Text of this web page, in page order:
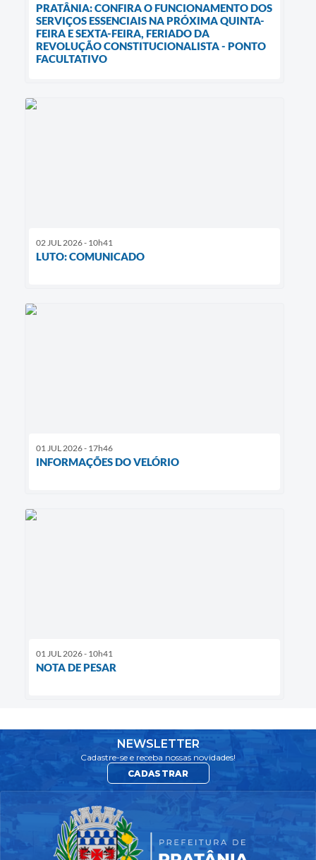
PRATÂNIA: CONFIRA O FUNCIONAMENTO DOS
SERVIÇOS ESSENCIAIS NA PRÓXIMA QUINTA-
FEIRA E SEXTA-FEIRA, FERIADO DA
REVOLUÇÃO CONSTITUCIONALISTA - PONTO
FACULTATIVO
02 JUL 2026 - 10h41
LUTO: COMUNICADO
01 JUL 2026 - 17h46
INFORMAÇÕES DO VELÓRIO
01 JUL 2026 - 10h41
NOTA DE PESAR
NEWSLETTER
Cadastre-se e receba nossas novidades!
CADASTRAR